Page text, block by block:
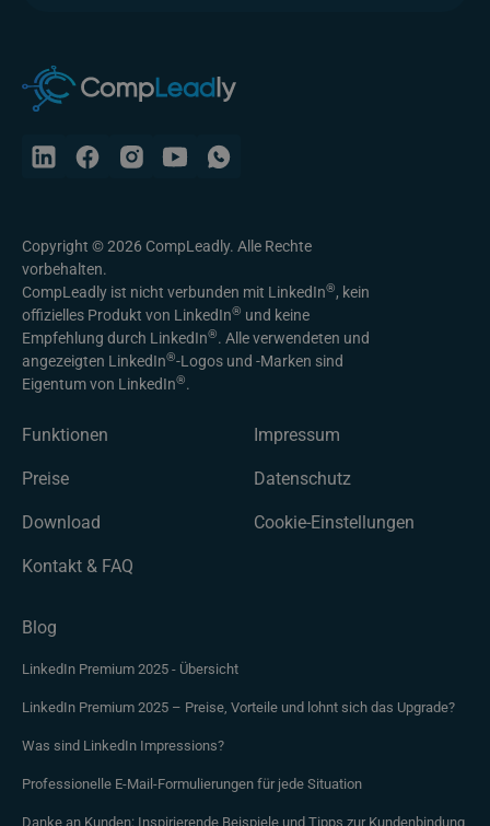
Copyright © 2026 CompLeadly. Alle Rechte
vorbehalten.
CompLeadly ist nicht verbunden mit LinkedIn®, kein
offizielles Produkt von LinkedIn® und keine
Empfehlung durch LinkedIn®. Alle verwendeten und
angezeigten LinkedIn®-Logos und -Marken sind
Eigentum von LinkedIn®.
Funktionen
Preise
Download
Kontakt & FAQ
Impressum
Datenschutz
Cookie-Einstellungen
Blog
LinkedIn Premium 2025 - Übersicht
LinkedIn Premium 2025 – Preise, Vorteile und lohnt sich das Upgrade?
Was sind LinkedIn Impressions?
Professionelle E-Mail-Formulierungen für jede Situation
Danke an Kunden: Inspirierende Beispiele und Tipps zur Kundenbindung